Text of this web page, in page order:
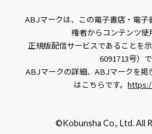
ABJマークは、この電子書店・電子
権者からコンテンツ使
正規版配信サービスであることを
6091713号）で
ABJマークの詳細、ABJマークを掲
はこちらです。
©Kobunsha Co., Ltd. All